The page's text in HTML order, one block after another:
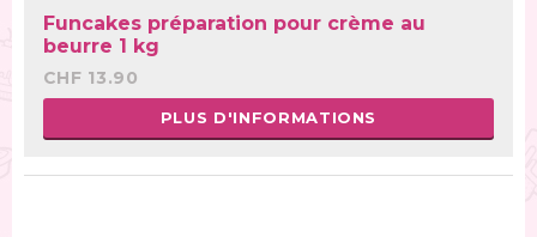
Funcakes préparation pour crème au
beurre 1 kg
CHF 13.90
PLUS D'INFORMATIONS